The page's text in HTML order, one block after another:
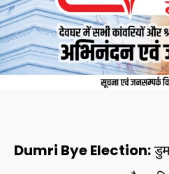
Dumri Bye Election: